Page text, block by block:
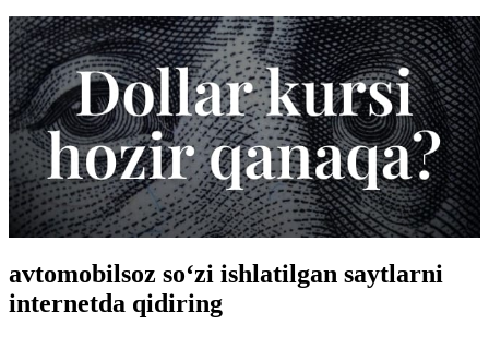
avtomobilsoz so‘zi ishlatilgan saytlarni
internetda qidiring